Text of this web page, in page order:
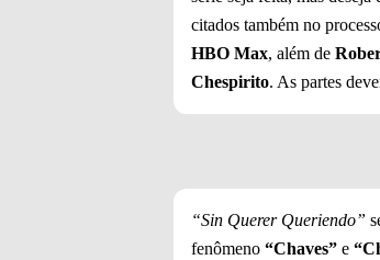
citados também no
HBO Max, além de
Chespirito. As partes
“Sin Querer Queriendo”
fenômeno “Chaves” e